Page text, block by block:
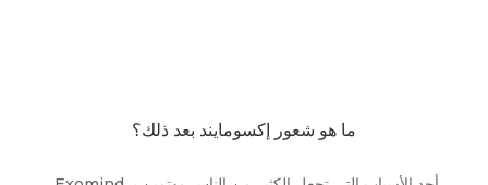
ما هو شعور إكسومايند بعد ذلك؟